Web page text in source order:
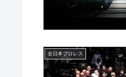
全日本プロレス